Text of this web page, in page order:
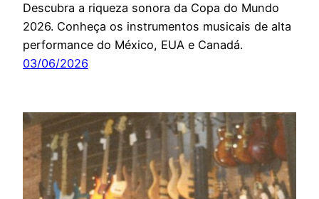
Descubra a riqueza sonora da Copa do Mundo
2026. Conheça os instrumentos musicais de alta
performance do México, EUA e Canadá.
03/06/2026